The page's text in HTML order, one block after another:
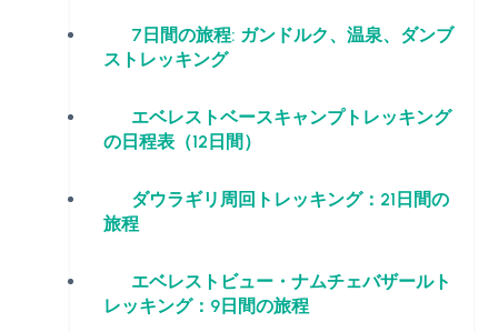
7日間の旅程: ガンドルク、温泉、ダンブ
ストレッキング
エベレストベースキャンプトレッキング
の日程表（12日間）
ダウラギリ周回トレッキング：21日間の
旅程
エベレストビュー・ナムチェバザールト
レッキング：9日間の旅程